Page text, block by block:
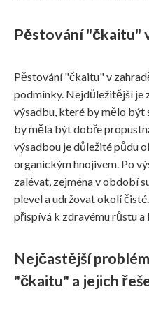
Pěstování "čkaitu"
Pěstování "čkaitu" v
podmínky. Nejdůležitější je
výsadbu, které by mělo být
by měla být dobře
výsadbou je důležité půdu
organickým hnojivem. Po
zalévat, zejména v období
plevel a udržovat okolí
přispívá k zdravému růstu
Nejčastější
"čkaitu" a jejich